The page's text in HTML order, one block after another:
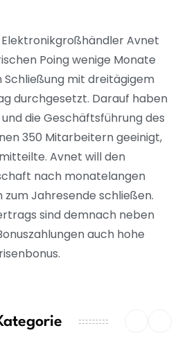
Avnet
Poing wenige Monate
mit dreitägigem
durchgesetzt. Darauf haben
die Geschäftsführung des
350 Mitarbeitern geeinigt,
Avnet will den
nach monatelangen
Jahresende schließen.
sind demnach neben
auch hohe